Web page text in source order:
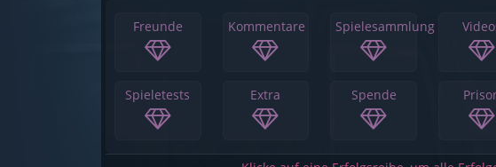
Freunde Kommentare Spielesammlung
Spieletests Extra Spende